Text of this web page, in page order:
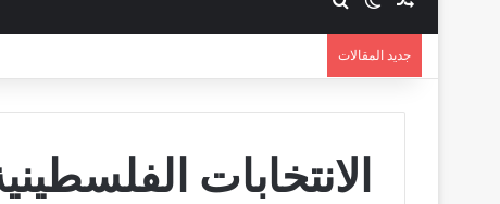
جديد المقالات
الانتخابات